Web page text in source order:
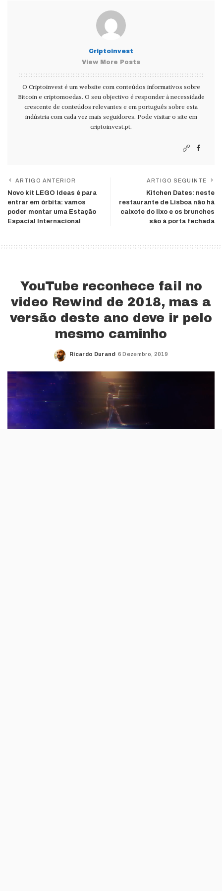
Criptoinvest
View More Posts
O Criptoinvest é um website com conteúdos informativos sobre
Bitcoin e criptomoedas. O seu objectivo é responder à necessidade
crescente de conteúdos relevantes e em português sobre esta
indústria com cada vez mais seguidores. Pode visitar o site em
criptoinvest.pt.
ARTIGO ANTERIOR
Novo kit LEGO Ideas é para
entrar em órbita: vamos
poder montar uma Estação
Espacial Internacional
ARTIGO SEGUINTE
Kitchen Dates: neste
restaurante de Lisboa não há
caixote do lixo e os brunches
são à porta fechada
YouTube reconhece fail no
video Rewind de 2018, mas a
versão deste ano deve ir pelo
mesmo caminho
Posted
Ricardo Durand 6 Dezembro, 2019